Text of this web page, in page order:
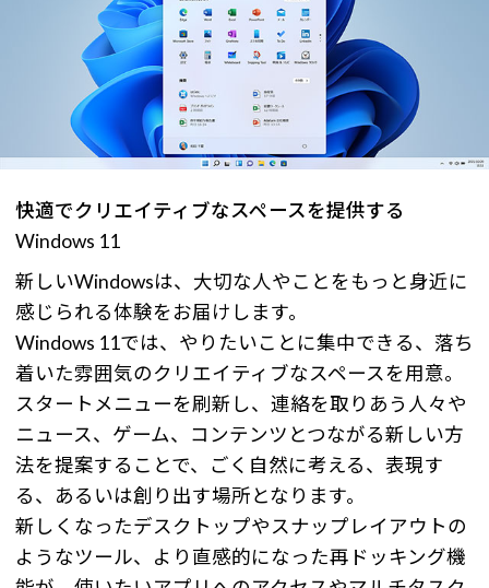
快適でクリエイティブなスペースを提供する
Windows 11
新しいWindowsは、大切な人やことをもっと身近に
感じられる体験をお届けします。
Windows 11では、やりたいことに集中できる、落ち
着いた雰囲気のクリエイティブなスペースを用意。
スタートメニューを刷新し、連絡を取りあう人々や
ニュース、ゲーム、コンテンツとつながる新しい方
法を提案することで、ごく自然に考える、表現す
る、あるいは創り出す場所となります。
新しくなったデスクトップやスナップレイアウトの
ようなツール、より直感的になった再ドッキング機